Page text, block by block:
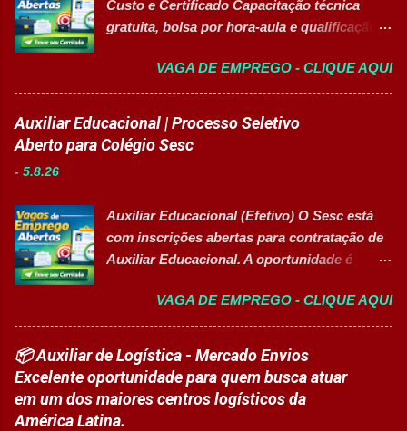
recursos energéticos e a liderança
estratégica em projetos de melhoria
Responsabilidades Assegurar a manutenção
eficiente dos equipamentos das áreas de
utilidades, elétrica e setores auxiliares.
Identificar oportunidades de melhoria
disponibilidade e alta confiabilidade
operacional dos processos industriais.
Liderar a gestão da ...
Custo e Certificado Capacitação técnica
gratuita, bolsa por hora-aula e qualificação
MINHA VAGA Sobre o Programa de
Qualificação Estão abertas as inscrições
para programas de formação
profissionalizante voltados para o
desenvolvimento de carreiras e capacitação
certificação reconhecida, os participantes
contam com uma ajuda de custo calculada
em R$ 6,00 por hora-aula frequentada , ideal
durante todo o período de estudos. Opções
de Formação Disponíveis Aperfeiçoamento
em Gestão e Serviços de Gastronomia
(Turma Vespertina) Aperfeiçoamento em
Gestão e Serviços de Gastronomia (Turma
Noturna) Estratégia de Vendas e
VAGA DE EMPREGO - CLIQUE AQUI
Auxiliar Educacional | Processo Seletivo
Aberto para Colégio Sesc
- 5.8.26
Auxiliar Educacional (Efetivo) O Sesc está
com inscrições abertas para contratação de
Auxiliar Educacional. A oportunidade é
nas áreas da educação que desejam atuar
em ambiente escolar, apoiando professores
e estudantes. 👉 CANDIDATAR-SE AGORA
Resumo da vaga Cargo: Auxiliar
Educacional Empresa: Sesc Tipo de
contratação: Efetivo (CLT) Modelo de
VAGA DE EMPREGO - CLIQUE AQUI
📦 Auxiliar de Logística - Mercado Envios
Excelente oportunidade para quem busca atuar
em um dos maiores centros logísticos da
América Latina.